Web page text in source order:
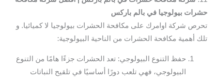
حشرات بيولوجيا في بالم باركس
تحرص شركة اوامرك على مكافحة الحشرات بيولوجيا لا كميائيا. و
تلك أهمية مكافحة الحشرات من الناحية البيولوجية:
حفظ التنوع البيولوجي: تعد الحشرات جزءًا هامًا من التنوع
البيولوجي، فهي تلعب دورًا أساسيًا في تلقيح النباتات